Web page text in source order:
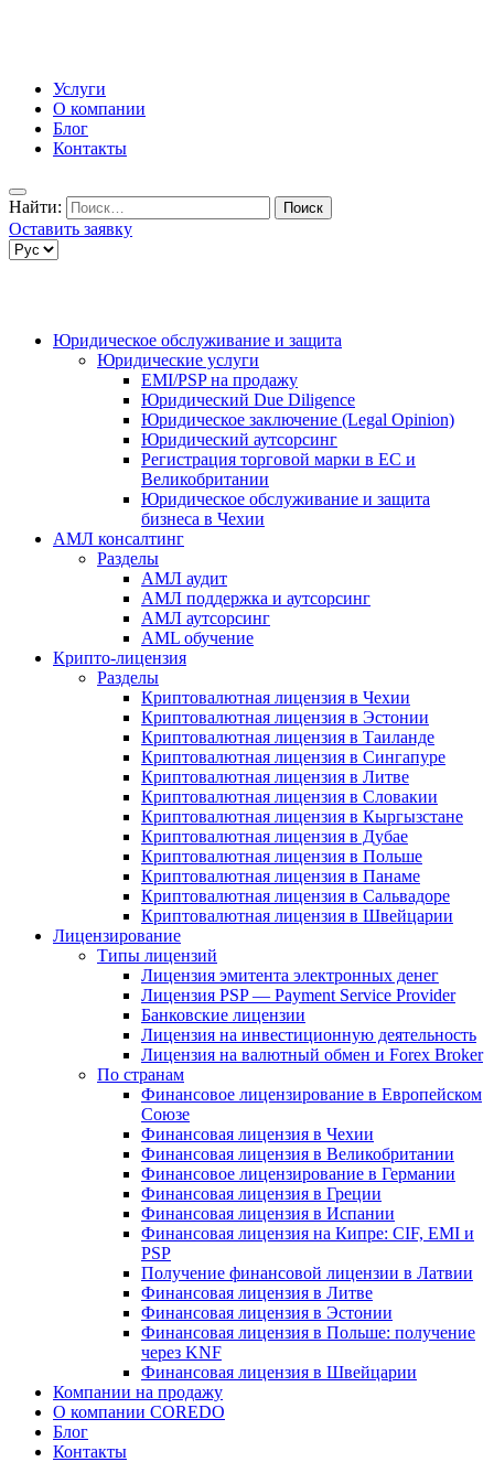
Услуги
О компании
Блог
Контакты
Найти:
Оставить заявку
Юридическое обслуживание и защита
Юридические услуги
EMI/PSP на продажу
Юридический Due Diligence
Юридическое заключение (Legal Opinion)
Юридический аутсорсинг
Регистрация торговой марки в ЕС и
Великобритании
Юридическое обслуживание и защита
бизнеса в Чехии
АМЛ консалтинг
Разделы
АМЛ аудит
АМЛ поддержка и аутсорсинг
АМЛ аутсорсинг
AML обучение
Крипто-лицензия
Разделы
Криптовалютная лицензия в Чехии
Криптовалютная лицензия в Эстонии
Криптовалютная лицензия в Таиланде
Криптовалютная лицензия в Сингапуре
Криптовалютная лицензия в Литве
Криптовалютная лицензия в Словакии
Криптовалютная лицензия в Кыргызстане
Криптовалютная лицензия в Дубае
Криптовалютная лицензия в Польше
Криптовалютная лицензия в Панаме
Криптовалютная лицензия в Сальвадоре
Криптовалютная лицензия в Швейцарии
Лицензирование
Типы лицензий
Лицензия эмитента электронных денег
Лицензия PSP — Payment Service Provider
Банковские лицензии
Лицензия на инвестиционную деятельность
Лицензия на валютный обмен и Forex Broker
По странам
Финансовое лицензирование в Европейском
Союзе
Финансовая лицензия в Чехии
Финансовая лицензия в Великобритании
Финансовое лицензирование в Германии
Финансовая лицензия в Греции
Финансовая лицензия в Испании
Финансовая лицензия на Кипре: CIF, EMI и
PSP
Получение финансовой лицензии в Латвии
Финансовая лицензия в Литве
Финансовая лицензия в Эстонии
Финансовая лицензия в Польше: получение
через KNF
Финансовая лицензия в Швейцарии
Компании на продажу
О компании COREDO
Блог
Контакты